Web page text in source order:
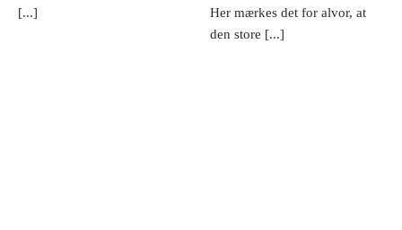
[...]
Her mærkes det for alvor, at
den store [...]